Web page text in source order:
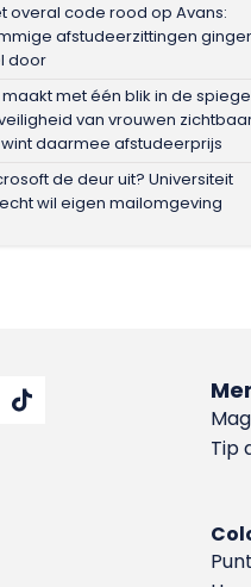
overal code rood op Avans:
afstudeerzittingen
door
maakt met één blik in de
van vrouwen
daarmee afstudeerprijs
de deur uit? Universiteit
wil eigen mailomgeving
Tip